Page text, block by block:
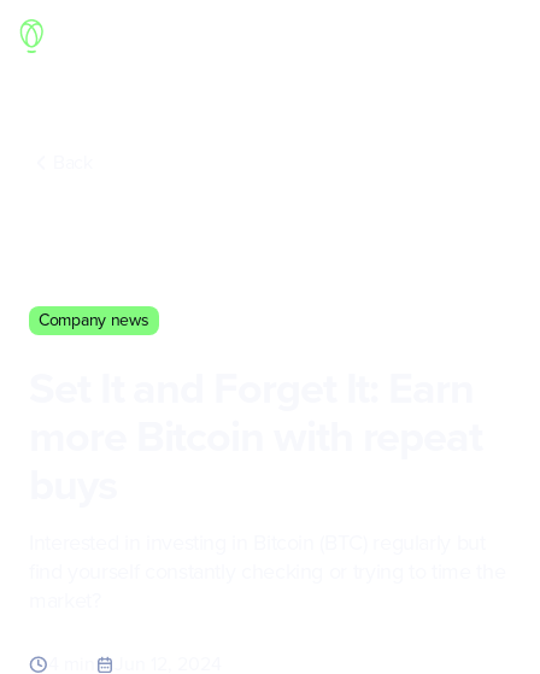
Company news